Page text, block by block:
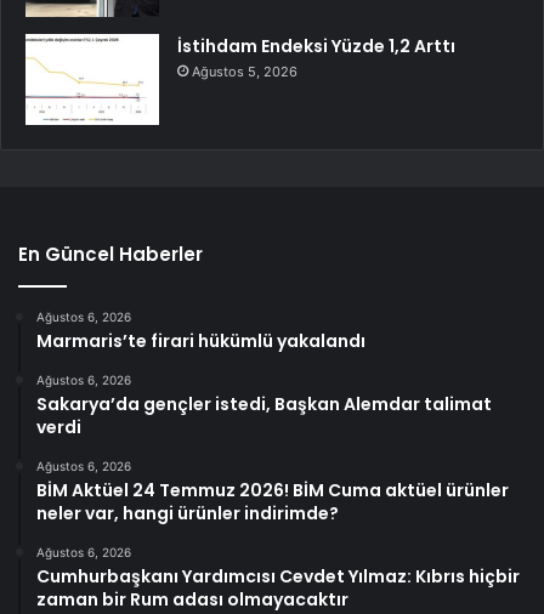
İstihdam Endeksi Yüzde 1,2 Arttı
Ağustos 5, 2026
En Güncel Haberler
Ağustos 6, 2026
Marmaris’te firari hükümlü yakalandı
Ağustos 6, 2026
Sakarya’da gençler istedi, Başkan Alemdar talimat
verdi
Ağustos 6, 2026
BİM Aktüel 24 Temmuz 2026! BİM Cuma aktüel ürünler
neler var, hangi ürünler indirimde?
Ağustos 6, 2026
Cumhurbaşkanı Yardımcısı Cevdet Yılmaz: Kıbrıs hiçbir
zaman bir Rum adası olmayacaktır